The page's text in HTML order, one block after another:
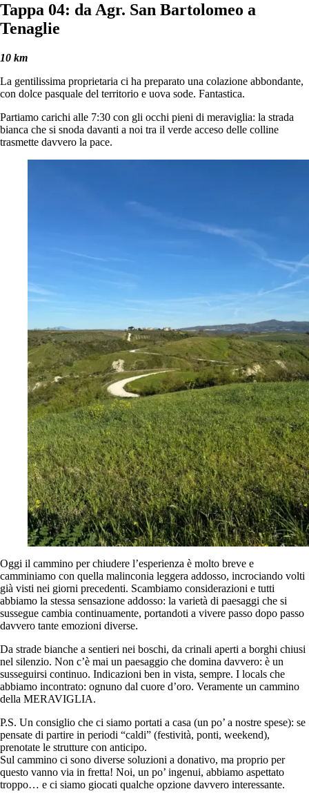
Tappa 04: da Agr. San Bartolomeo a
Tenaglie
10 km
La gentilissima proprietaria ci ha preparato una colazione abbondante,
con dolce pasquale del territorio e uova sode. Fantastica.
Partiamo carichi alle 7:30 con gli occhi pieni di meraviglia: la strada
bianca che si snoda davanti a noi tra il verde acceso delle colline
trasmette davvero la pace.
Oggi il cammino per chiudere l’esperienza è molto breve e
camminiamo con quella malinconia leggera addosso, incrociando volti
già visti nei giorni precedenti. Scambiamo considerazioni e tutti
abbiamo la stessa sensazione addosso: la varietà di paesaggi che si
sussegue cambia continuamente, portandoti a vivere passo dopo passo
davvero tante emozioni diverse.
Da strade bianche a sentieri nei boschi, da crinali aperti a borghi chiusi
nel silenzio. Non c’è mai un paesaggio che domina davvero: è un
susseguirsi continuo. Indicazioni ben in vista, sempre. I locals che
abbiamo incontrato: ognuno dal cuore d’oro. Veramente un cammino
della MERAVIGLIA.
P.S. Un consiglio che ci siamo portati a casa (un po’ a nostre spese): se
pensate di partire in periodi “caldi” (festività, ponti, weekend),
prenotate le strutture con anticipo.
Sul cammino ci sono diverse soluzioni a donativo, ma proprio per
questo vanno via in fretta! Noi, un po’ ingenui, abbiamo aspettato
troppo… e ci siamo giocati qualche opzione davvero interessante.